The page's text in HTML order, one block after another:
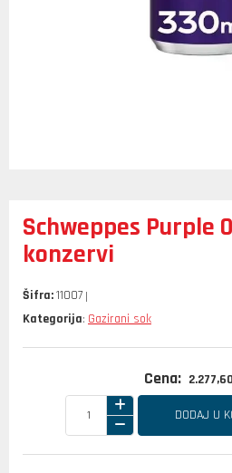
Schweppes Purple
konzervi
Šifra:11007
Kategorija: Gazirani sok
Cena: 2.277,60
DODAJ U